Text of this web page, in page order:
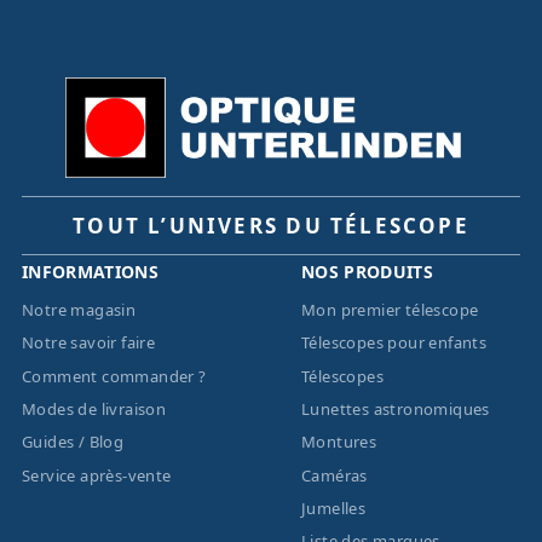
TOUT L’UNIVERS DU TÉLESCOPE
INFORMATIONS
Notre magasin
Notre savoir faire
Comment commander ?
Modes de livraison
Guides / Blog
Service après-vente
NOS PRODUITS
Mon premier télescope
Télescopes pour enfants
Télescopes
Lunettes astronomiques
Montures
Caméras
Jumelles